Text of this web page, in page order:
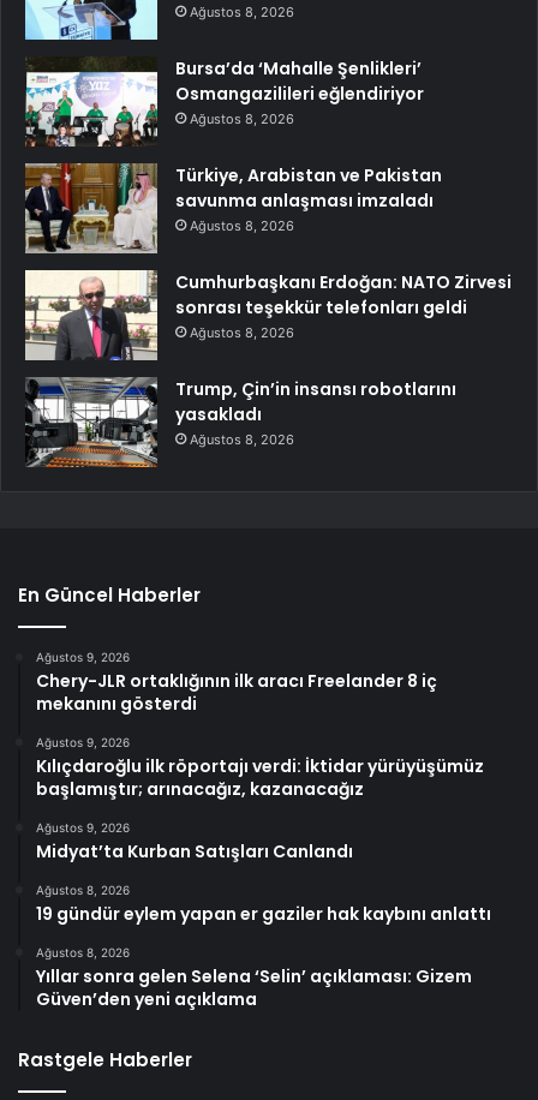
Ağustos 8, 2026
Bursa’da ‘Mahalle Şenlikleri’
Osmangazilileri eğlendiriyor
Ağustos 8, 2026
Türkiye, Arabistan ve Pakistan
savunma anlaşması imzaladı
Ağustos 8, 2026
Cumhurbaşkanı Erdoğan: NATO Zirvesi
sonrası teşekkür telefonları geldi
Ağustos 8, 2026
Trump, Çin’in insansı robotlarını
yasakladı
Ağustos 8, 2026
En Güncel Haberler
Ağustos 9, 2026
Chery-JLR ortaklığının ilk aracı Freelander 8 iç
mekanını gösterdi
Ağustos 9, 2026
Kılıçdaroğlu ilk röportajı verdi: İktidar yürüyüşümüz
başlamıştır; arınacağız, kazanacağız
Ağustos 9, 2026
Midyat’ta Kurban Satışları Canlandı
Ağustos 8, 2026
19 gündür eylem yapan er gaziler hak kaybını anlattı
Ağustos 8, 2026
Yıllar sonra gelen Selena ‘Selin’ açıklaması: Gizem
Güven’den yeni açıklama
Rastgele Haberler